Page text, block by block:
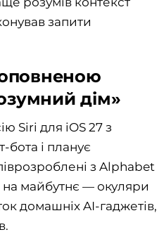
запити
дім»
Siri для iOS 27 з
бота і планує
з Alphabet
майбутнє — окуляри
домашніх AI-гаджетів,